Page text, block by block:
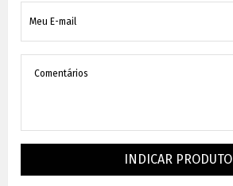
INDICAR PRODUTO